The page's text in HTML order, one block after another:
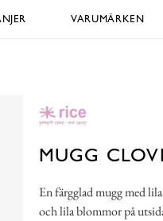
VARUMÄRKEN
MUGG
En färgglad mugg med
och lila blommor på